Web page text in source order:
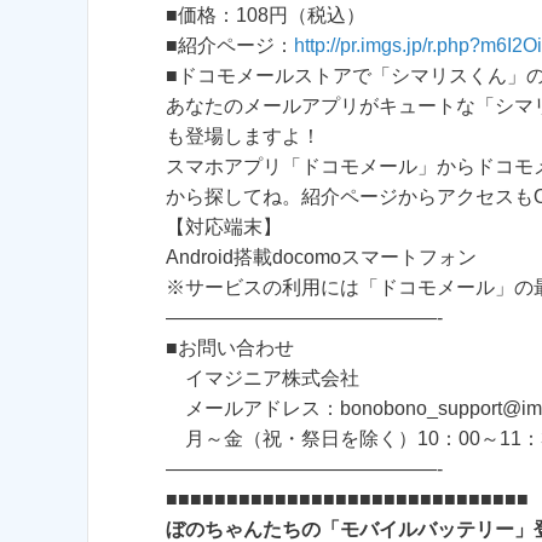
■価格：108円（税込）
■紹介ページ： http://pr.imgs.jp/
■ドコモメールストアで「シマリスくん」
あなたのメールアプリがキュートな「シ
も登場しますよ！
スマホアプリ「ドコモメール」からドコ
から探してね。紹介ページからアクセスも
【対応端末】
Android搭載docomoスマートフォン
※サービスの利用には「ドコモメール」の
——————————————-
■お問い合わせ
イマジニア株式会社
メールアドレス：
月～金（祝・祭日を除く）10：00～11
——————————————-
■■■■■■■■■■■■■■■■■■■■■■■■■■■■■■
ぼのちゃんたちの「モバイルバッテリー